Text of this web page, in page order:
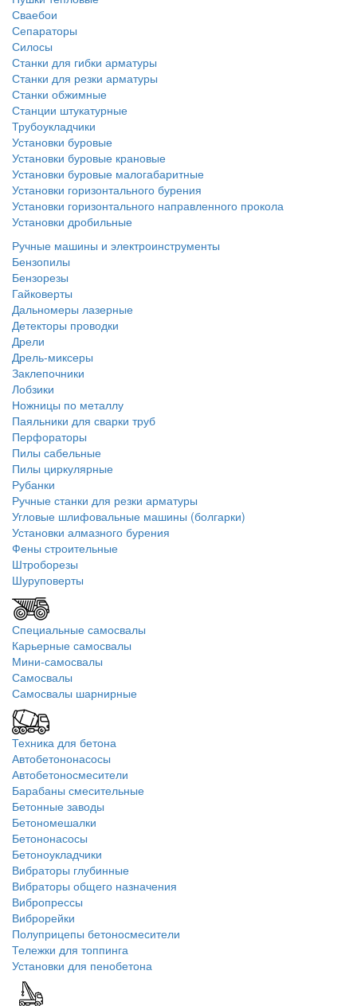
Сваебои
Сепараторы
Силосы
Станки для гибки арматуры
Станки для резки арматуры
Станки обжимные
Станции штукатурные
Трубоукладчики
Установки буровые
Установки буровые крановые
Установки буровые малогабаритные
Установки горизонтального бурения
Установки горизонтального направленного прокола
Установки дробильные
Ручные машины и электроинструменты
Бензопилы
Бензорезы
Гайковерты
Дальномеры лазерные
Детекторы проводки
Дрели
Дрель-миксеры
Заклепочники
Лобзики
Ножницы по металлу
Паяльники для сварки труб
Перфораторы
Пилы сабельные
Пилы циркулярные
Рубанки
Ручные станки для резки арматуры
Угловые шлифовальные машины (болгарки)
Установки алмазного бурения
Фены строительные
Штроборезы
Шуруповерты
Специальные самосвалы
Карьерные самосвалы
Мини-самосвалы
Самосвалы
Самосвалы шарнирные
Техника для бетона
Автобетононасосы
Автобетоносмесители
Барабаны смесительные
Бетонные заводы
Бетономешалки
Бетононасосы
Бетоноукладчики
Вибраторы глубинные
Вибраторы общего назначения
Вибропрессы
Виброрейки
Полуприцепы бетоносмесители
Тележки для топпинга
Установки для пенобетона